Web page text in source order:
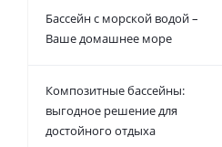
Бассейн с морской водой –
Ваше домашнее море
Композитные бассейны:
выгодное решение для
достойного отдыха